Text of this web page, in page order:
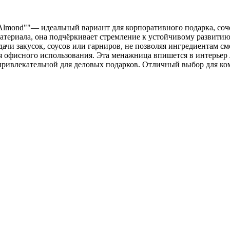
идеальный вариант для корпоративного подарка,
она подчёркивает стремление к устойчивому
закусок, соусов или гарниров, не позволяя ингредиентам
офисного использования. Эта менажница впишется в
для деловых подарков. Отличный выбор для